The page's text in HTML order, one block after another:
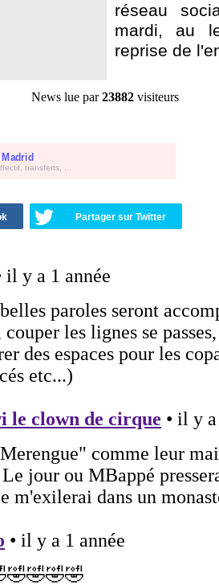
réseau
mardi, au
reprise de
News lue par23882 visiteurs
Madrid
transferts, ...
Partager sur Twitter